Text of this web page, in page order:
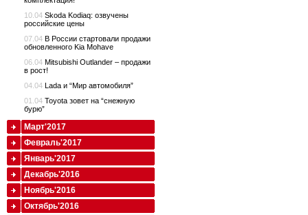
10.04 Skoda Kodiaq: озвучены
российские цены
07.04 В России стартовали продажи
обновленного Kia Mohave
06.04 Mitsubishi Outlander – продажи
в рост!
04.04 Lada и “Мир автомобиля”
01.04 Toyota зовет на “снежную
бурю”
Март'2017
Февраль'2017
Январь'2017
Декабрь'2016
Ноябрь'2016
Октябрь'2016